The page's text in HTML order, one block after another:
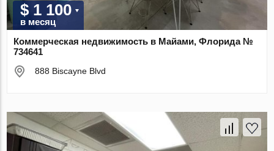
$ 1 100
в месяц
Коммерческая недвижимость в Майами, Флорида №
734641
888 Biscayne Blvd